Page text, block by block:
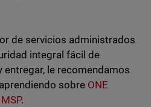
de servicios administrados
integral fácil de
le recomendamos
sobre ONE
.